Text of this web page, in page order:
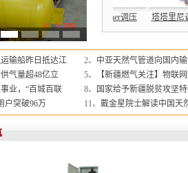
德国RMG调压器 美国fisher调压 塔塔里
输船昨日抵达江 2、 中亚天然气管道向国内
气量超48亿立 5、
【新疆燃气关注】物联
业，“百城百联 8、
国家给予新疆脱贫攻坚
户突破96万 11、 戴金星院士解读中国天